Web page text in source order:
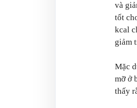
và
tốt
kcal
giảm
Mặc
mỡ ở
thấy